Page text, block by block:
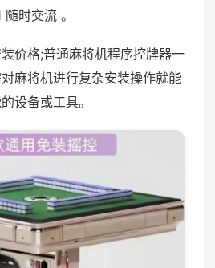
时交流 。
价格;普通麻将机程序控牌器一
麻将机进行复杂安装操作就能
设备或工具。